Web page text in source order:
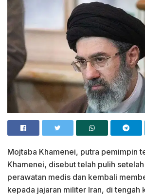
Mojtaba Khamenei, putra pemimpin
Khamenei, disebut telah pulih
perawatan medis dan kembali
kepada jajaran militer Iran, di tengah